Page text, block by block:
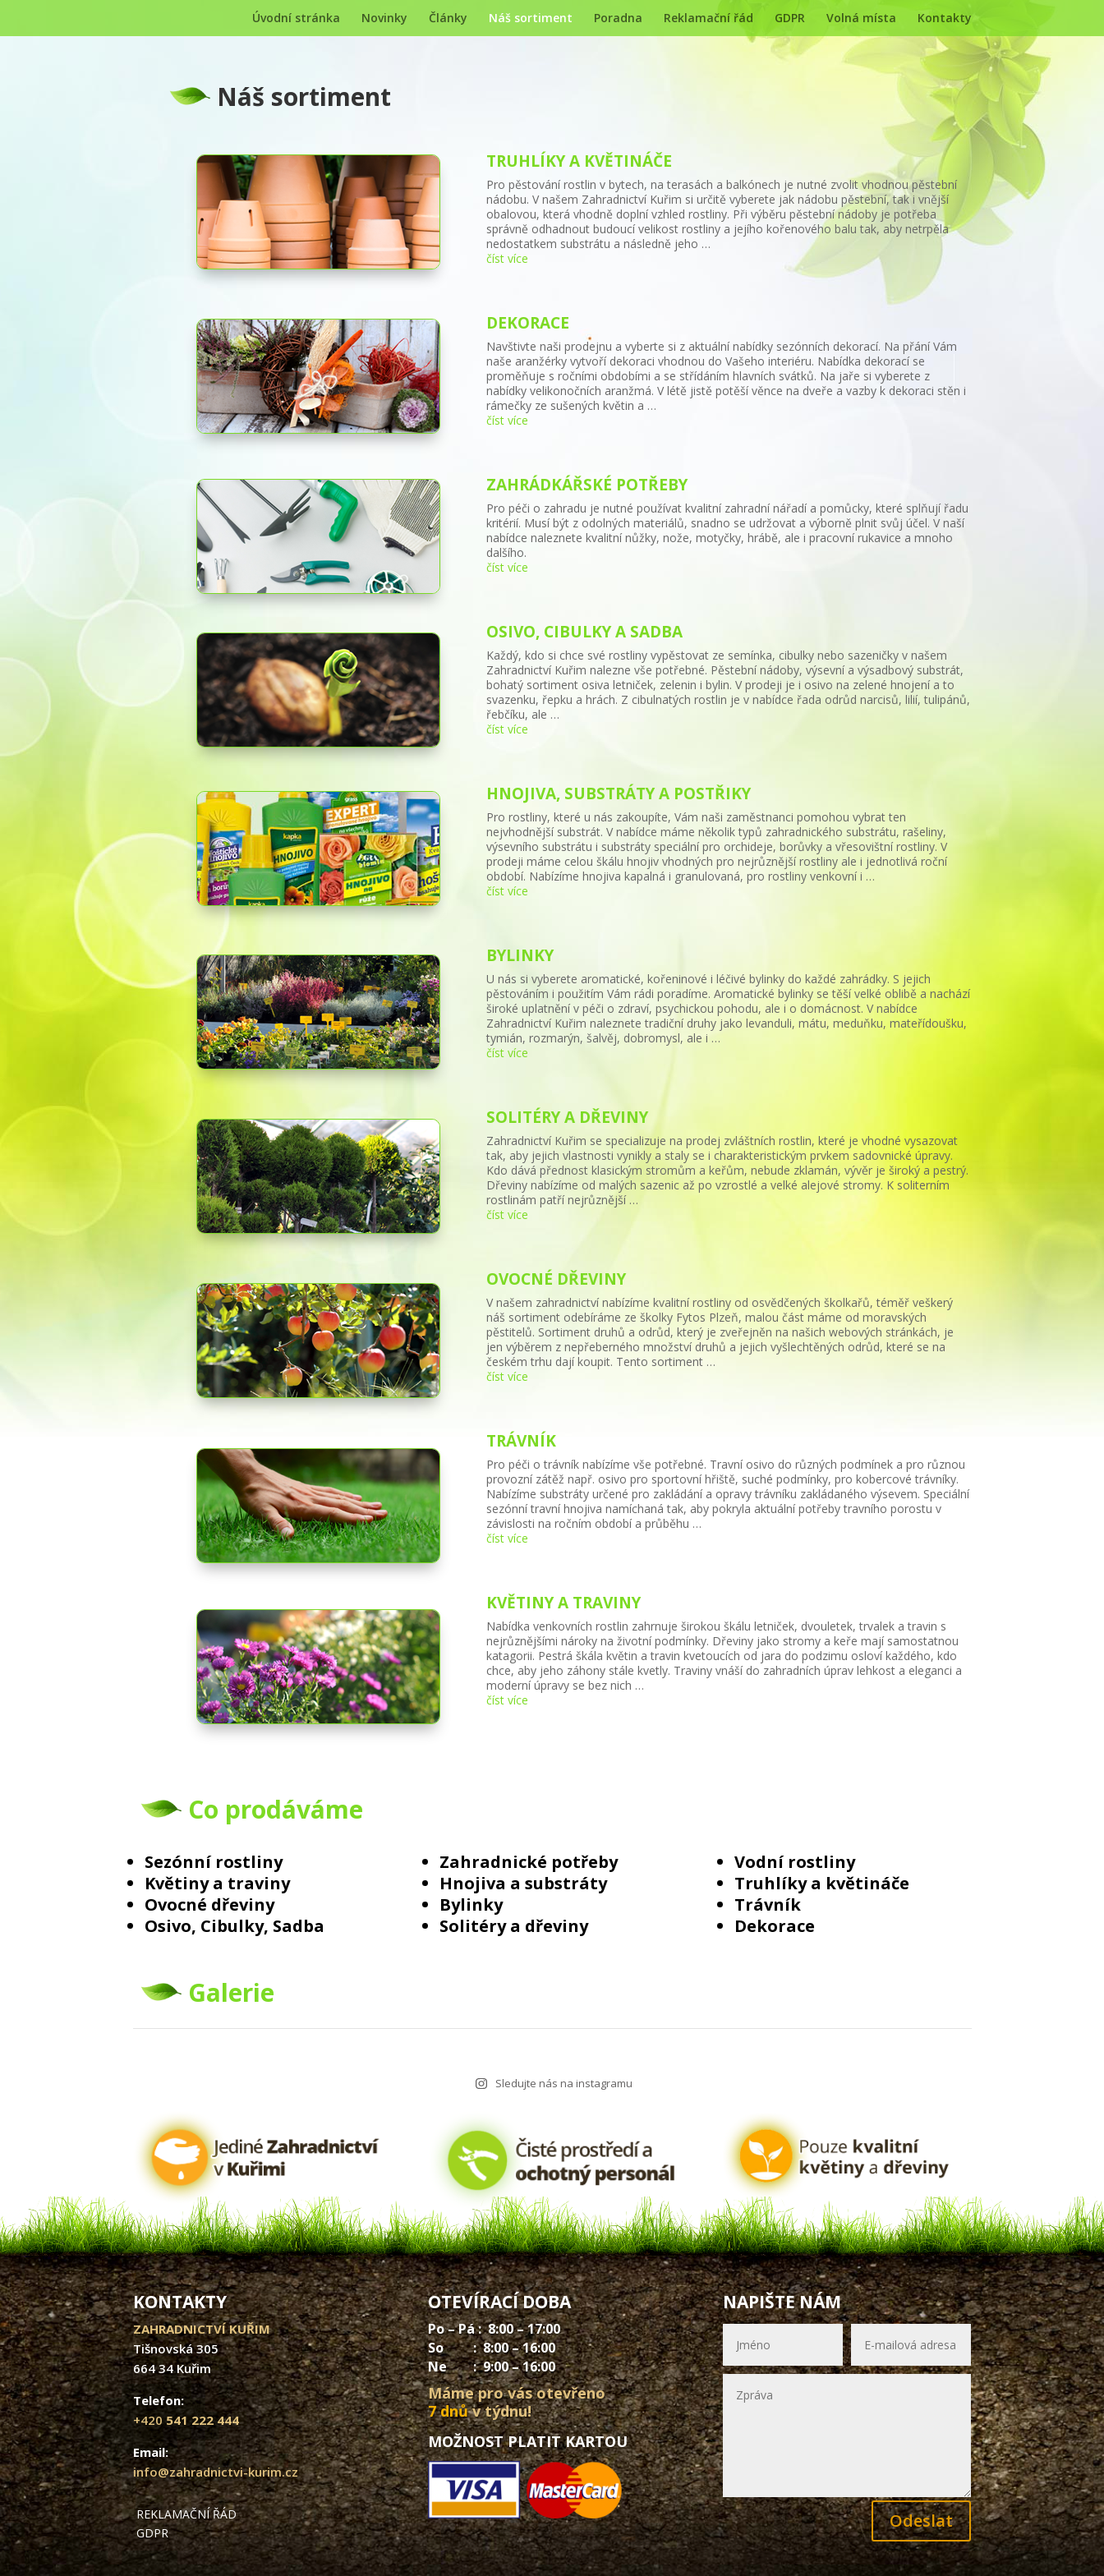
Úvodní stránka Novinky Články Náš sortiment Poradna Reklamační řád GDPR Volná místa Kontakty
Náš sortiment
TRUHLÍKY A KVĚTINÁČE
Pro pěstování rostlin v bytech, na terasách a balkónech je nutné zvolit vhodnou pěstební
nádobu. V našem Zahradnictví Kuřim si určitě vyberete jak nádobu pěstební, tak i vnější
obalovou, která vhodně doplní vzhled rostliny. Při výběru pěstební nádoby je potřeba
správně odhadnout budoucí velikost rostliny a jejího kořenového balu tak, aby netrpěla
nedostatkem substrátu a následně jeho …
číst více
DEKORACE
Navštivte naši prodejnu a vyberte si z aktuální nabídky sezónních dekorací. Na přání Vám
naše aranžérky vytvoří dekoraci vhodnou do Vašeho interiéru. Nabídka dekorací se
proměňuje s ročními obdobími a se střídáním hlavních svátků. Na jaře si vyberete z
nabídky velikonočních aranžmá. V létě jistě potěší věnce na dveře a vazby k dekoraci stěn i
rámečky ze sušených květin a …
číst více
ZAHRÁDKÁŘSKÉ POTŘEBY
Pro péči o zahradu je nutné používat kvalitní zahradní nářadí a pomůcky, které splňují řadu
kritérií. Musí být z odolných materiálů, snadno se udržovat a výborně plnit svůj účel. V naší
nabídce naleznete kvalitní nůžky, nože, motyčky, hrábě, ale i pracovní rukavice a mnoho
dalšího.
číst více
OSIVO, CIBULKY A SADBA
Každý, kdo si chce své rostliny vypěstovat ze semínka, cibulky nebo sazeničky v našem
Zahradnictví Kuřim nalezne vše potřebné. Pěstební nádoby, výsevní a výsadbový substrát,
bohatý sortiment osiva letniček, zelenin i bylin. V prodeji je i osivo na zelené hnojení a to
svazenku, řepku a hrách. Z cibulnatých rostlin je v nabídce řada odrůd narcisů, lilií, tulipánů,
řebčíku, ale …
číst více
HNOJIVA, SUBSTRÁTY A POSTŘIKY
Pro rostliny, které u nás zakoupíte, Vám naši zaměstnanci pomohou vybrat ten
nejvhodnější substrát. V nabídce máme několik typů zahradnického substrátu, rašeliny,
výsevního substrátu i substráty speciální pro orchideje, borůvky a vřesovištní rostliny. V
prodeji máme celou škálu hnojiv vhodných pro nejrůznější rostliny ale i jednotlivá roční
období. Nabízíme hnojiva kapalná i granulovaná, pro rostliny venkovní i …
číst více
BYLINKY
U nás si vyberete aromatické, kořeninové i léčivé bylinky do každé zahrádky. S jejich
pěstováním i použitím Vám rádi poradíme. Aromatické bylinky se těší velké oblibě a nachází
široké uplatnění v péči o zdraví, psychickou pohodu, ale i o domácnost. V nabídce
Zahradnictví Kuřim naleznete tradiční druhy jako levanduli, mátu, meduňku, mateřídoušku,
tymián, rozmarýn, šalvěj, dobromysl, ale i …
číst více
SOLITÉRY A DŘEVINY
Zahradnictví Kuřim se specializuje na prodej zvláštních rostlin, které je vhodné vysazovat
tak, aby jejich vlastnosti vynikly a staly se i charakteristickým prvkem sadovnické úpravy.
Kdo dává přednost klasickým stromům a keřům, nebude zklamán, vývěr je široký a pestrý.
Dřeviny nabízíme od malých sazenic až po vzrostlé a velké alejové stromy. K soliterním
rostlinám patří nejrůznější …
číst více
OVOCNÉ DŘEVINY
V našem zahradnictví nabízíme kvalitní rostliny od osvědčených školkařů, téměř veškerý
náš sortiment odebíráme ze školky Fytos Plzeň, malou část máme od moravských
pěstitelů. Sortiment druhů a odrůd, který je zveřejněn na našich webových stránkách, je
jen výběrem z nepřeberného množství druhů a jejich vyšlechtěných odrůd, které se na
českém trhu dají koupit. Tento sortiment …
číst více
TRÁVNÍK
Pro péči o trávník nabízíme vše potřebné. Travní osivo do různých podmínek a pro různou
provozní zátěž např. osivo pro sportovní hřiště, suché podmínky, pro kobercové trávníky.
Nabízíme substráty určené pro zakládání a opravy trávníku zakládaného výsevem. Speciální
sezónní travní hnojiva namíchaná tak, aby pokryla aktuální potřeby travního porostu v
závislosti na ročním období a průběhu …
číst více
KVĚTINY A TRAVINY
Nabídka venkovních rostlin zahrnuje širokou škálu letniček, dvouletek, trvalek a travin s
nejrůznějšími nároky na životní podmínky. Dřeviny jako stromy a keře mají samostatnou
katagorii. Pestrá škála květin a travin kvetoucích od jara do podzimu osloví každého, kdo
chce, aby jeho záhony stále kvetly. Traviny vnáší do zahradních úprav lehkost a eleganci a
moderní úpravy se bez nich …
číst více
Co prodáváme
Sezónní rostliny
Květiny a traviny
Ovocné dřeviny
Osivo, Cibulky, Sadba
Zahradnické potřeby
Hnojiva a substráty
Bylinky
Solitéry a dřeviny
Vodní rostliny
Truhlíky a květináče
Trávník
Dekorace
Galerie
Sledujte nás na instagramu
KONTAKTY
ZAHRADNICTVÍ KUŘIM
Tišnovská 305
664 34 Kuřim
Telefon:
+420541 222 444
Email:
info@zahradnictvi-kurim.cz
REKLAMAČNÍ ŘÁD
GDPR
OTEVÍRACÍ DOBA
Po – Pá : 8:00 – 17:00
So : 8:00 – 16:00
Ne : 9:00 – 16:00
Máme pro vás otevřeno
7 dnův týdnu!
MOŽNOST PLATIT KARTOU
NAPIŠTE NÁM
Odeslat